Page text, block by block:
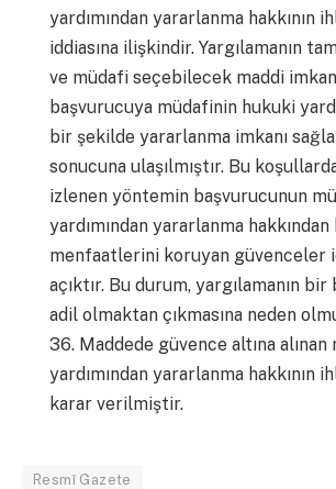
yardımından yararlanma hakkının
iddiasına ilişkindir. Yargılamanın
ve müdafi seçebilecek maddi
başvurucuya müdafinin hukuki
bir şekilde yararlanma imkanı
sonucuna ulaşılmıştır. Bu
izlenen yöntemin başvurucunun
yardımından yararlanma
menfaatlerini koruyan güvenceler
açıktır. Bu durum, yargılamanın
adil olmaktan çıkmasına neden
36. Maddede güvence altına alınan
yardımından yararlanma hakkının
karar verilmiştir.
Resmî Gazete